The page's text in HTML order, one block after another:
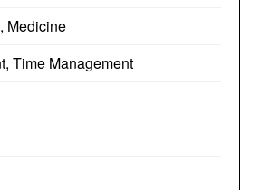
Medicine
Time Management